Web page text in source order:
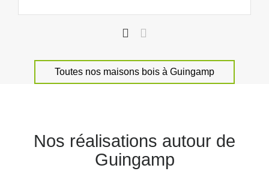
Toutes nos maisons bois à Guingamp
Nos réalisations autour de
Guingamp